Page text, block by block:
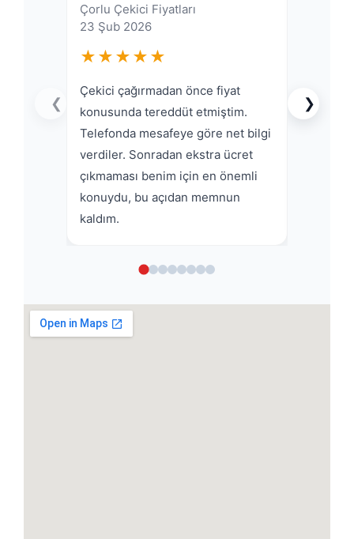
❮
Çorlu Çekici Fiyatları
23 Şub 2026
★★★★★
Çekici çağırmadan önce fiyat
konusunda tereddüt etmiştim.
Telefonda mesafeye göre net bilgi
verdiler. Sonradan ekstra ücret
çıkmaması benim için en önemli
konuydu, bu açıdan memnun
kaldım.
❯